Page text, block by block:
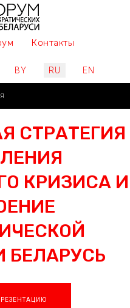
Контакты
язык
BY RU EN
СТРАТЕГИЯ
КРИЗИСА И
БЕЛАРУСЬ